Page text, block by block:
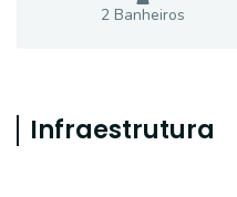
2 Banheiros
Infraestrutura